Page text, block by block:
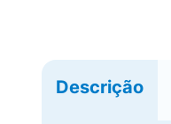
Descrição